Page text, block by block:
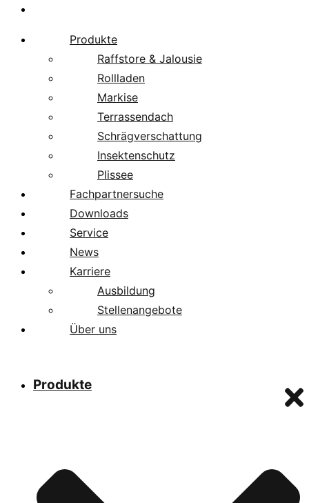
Produkte
Raffstore & Jalousie
Rollladen
Markise
Terrassendach
Schrägverschattung
Insektenschutz
Plissee
Fachpartnersuche
Downloads
Service
News
Karriere
Ausbildung
Stellenangebote
Über uns
Produkte